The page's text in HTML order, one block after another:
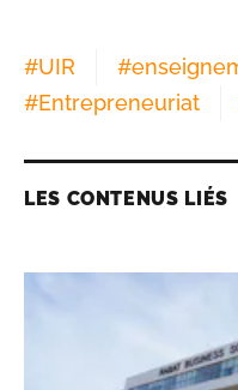
#UIR #
#Entrepreneuriat
LES CONTENUS LIÉS